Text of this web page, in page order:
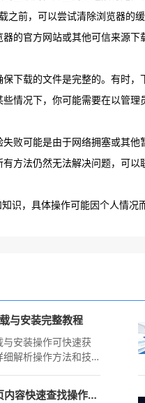
前，可以尝试清除浏览器的
的官方网站或其他可信来源
下载的文件是完整的。有时，
情况下，你可能需要在以管
败可能是由于网络拥塞或其他
方法仍然无法解决问题，可
识，具体操作可能因个人情
与安装完整教程
安装操作可快速获
解析操作方法和技
google浏览器网页内容快速查找操作实操经验